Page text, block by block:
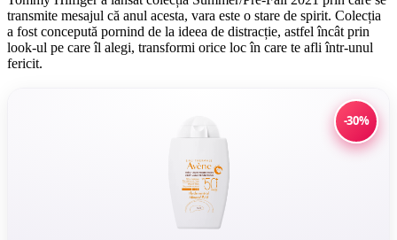
transmite mesajul că anul acesta, vara este o stare de spirit. Colecția
a fost concepută pornind de la ideea de distracție, astfel încât prin
look-ul pe care îl alegi, transformi orice loc în care te afli într-unul
fericit.
-30%